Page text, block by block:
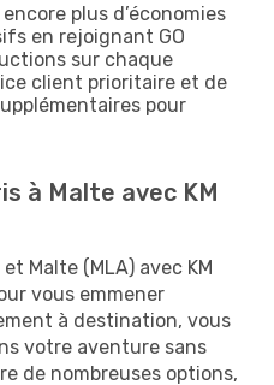
plus d’économies
en rejoignant GO
sur chaque
client prioritaire et de
pour
à Malte avec KM
Malte (MLA) avec KM
vous emmener
à destination, vous
votre aventure sans
de nombreuses options,